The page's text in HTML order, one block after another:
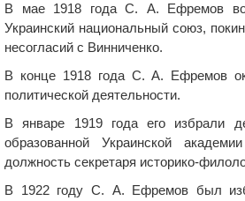
В мае 1918 года С. А. Ефремов
Украинский национальный союз,
несогласий с Винниченко.
В конце 1918 года С. А. Ефремов
политической деятельности.
В январе 1919 года его избрали
образованной Украинской
должность секретаря историко-
В 1922 году С. А. Ефремов был